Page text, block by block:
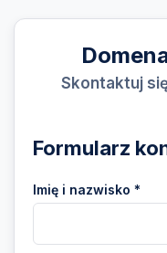
Skontaktuj
Formularz
Imię i nazwisko *